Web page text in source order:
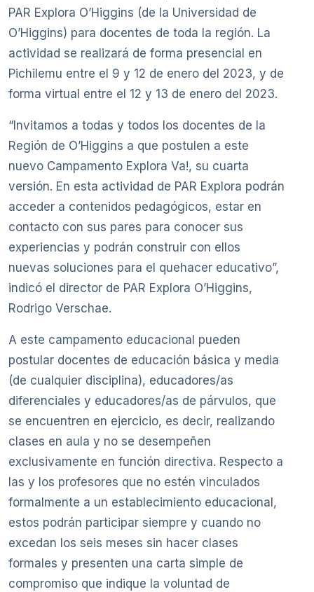
PAR Explora O’Higgins (de la Universidad de
O’Higgins) para docentes de toda la región. La
actividad se realizará de forma presencial en
Pichilemu entre el 9 y 12 de enero del 2023, y de
forma virtual entre el 12 y 13 de enero del 2023.
“Invitamos a todas y todos los docentes de la
Región de O’Higgins a que postulen a este
nuevo Campamento Explora Va!, su cuarta
versión. En esta actividad de PAR Explora podrán
acceder a contenidos pedagógicos, estar en
contacto con sus pares para conocer sus
experiencias y podrán construir con ellos
nuevas soluciones para el quehacer educativo”,
indicó el director de PAR Explora O’Higgins,
Rodrigo Verschae.
A este campamento educacional pueden
postular docentes de educación básica y media
(de cualquier disciplina), educadores/as
diferenciales y educadores/as de párvulos, que
se encuentren en ejercicio, es decir, realizando
clases en aula y no se desempeñen
exclusivamente en función directiva. Respecto a
las y los profesores que no estén vinculados
formalmente a un establecimiento educacional,
estos podrán participar siempre y cuando no
excedan los seis meses sin hacer clases
formales y presenten una carta simple de
compromiso que indique la voluntad de